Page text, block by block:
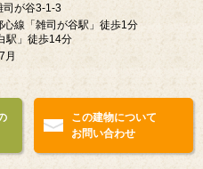
司が谷3-1-3
心線「雑司が谷駅」徒歩1分
駅」徒歩14分
月
この建物について
お問い合わせ